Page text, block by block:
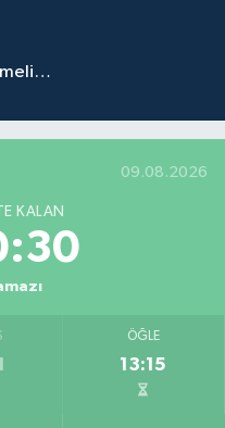
09.08.2026
KALAN
ÖĞLE
13:15